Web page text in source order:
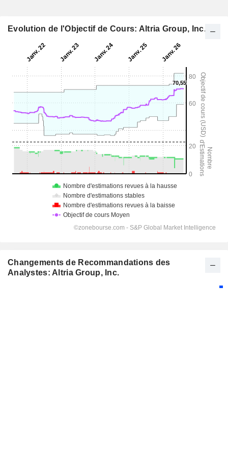
Evolution de l'Objectif de Cours: Altria Group, Inc.
Changements de Recommandations des
Analystes: Altria Group, Inc.